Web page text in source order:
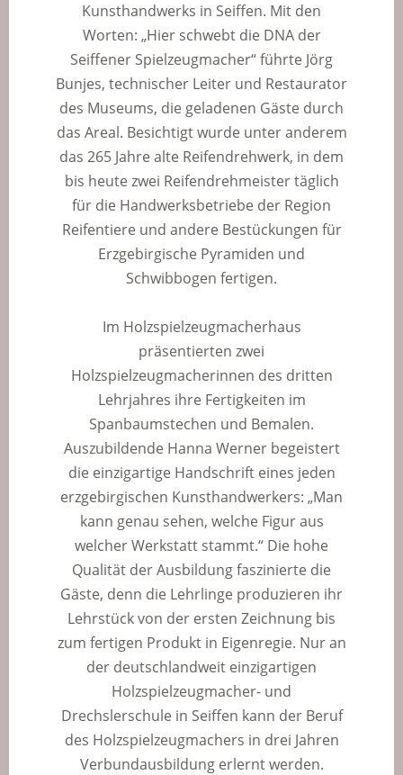
Kunsthandwerks in Seiffen. Mit den
Worten: „Hier schwebt die DNA der
Seiffener Spielzeugmacher“ führte Jörg
Bunjes, technischer Leiter und Restaurator
des Museums, die geladenen Gäste durch
das Areal. Besichtigt wurde unter anderem
das 265 Jahre alte Reifendrehwerk, in dem
bis heute zwei Reifendrehmeister täglich
für die Handwerksbetriebe der Region
Reifentiere und andere Bestückungen für
Erzgebirgische Pyramiden und
Schwibbogen fertigen.
Im Holzspielzeugmacherhaus
präsentierten zwei
Holzspielzeugmacherinnen des dritten
Lehrjahres ihre Fertigkeiten im
Spanbaumstechen und Bemalen.
Auszubildende Hanna Werner begeistert
die einzigartige Handschrift eines jeden
erzgebirgischen Kunsthandwerkers: „Man
kann genau sehen, welche Figur aus
welcher Werkstatt stammt.“ Die hohe
Qualität der Ausbildung faszinierte die
Gäste, denn die Lehrlinge produzieren ihr
Lehrstück von der ersten Zeichnung bis
zum fertigen Produkt in Eigenregie. Nur an
der deutschlandweit einzigartigen
Holzspielzeugmacher- und
Drechslerschule in Seiffen kann der Beruf
des Holzspielzeugmachers in drei Jahren
Verbundausbildung erlernt werden.